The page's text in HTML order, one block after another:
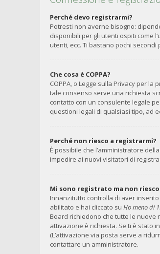
Perché devo registrarmi?
Potresti non averne bisogno:
disponibili per gli utenti ospiti come
utenti, ecc. Ti bastano pochi
Che cosa è COPPA?
COPPA, o Legge sulla Privacy per
tale consenso serve una richiesta
contatto con un consulente legale
questioni legali di qualsiasi tipo, ad
Perché non riesco a registrarmi?
È possibile che l’amministratore
impedire ai nuovi visitatori di
Mi sono registrato ma non
Innanzitutto controlla di aver
abilitato e hai cliccato su Ho meno di
Board richiedono che tutte le nuove
attivazione è richiesta. Se ti è stato
(L’attivazione via posta serve a
contattare un amministratore.